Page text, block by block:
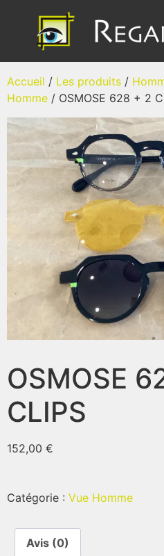
Accueil / Les produits /
Homme / OSMOSE 628 + 2
OSMOSE
CLIPS
152,00 €
Catégorie : Vue Homme
Avis (0)